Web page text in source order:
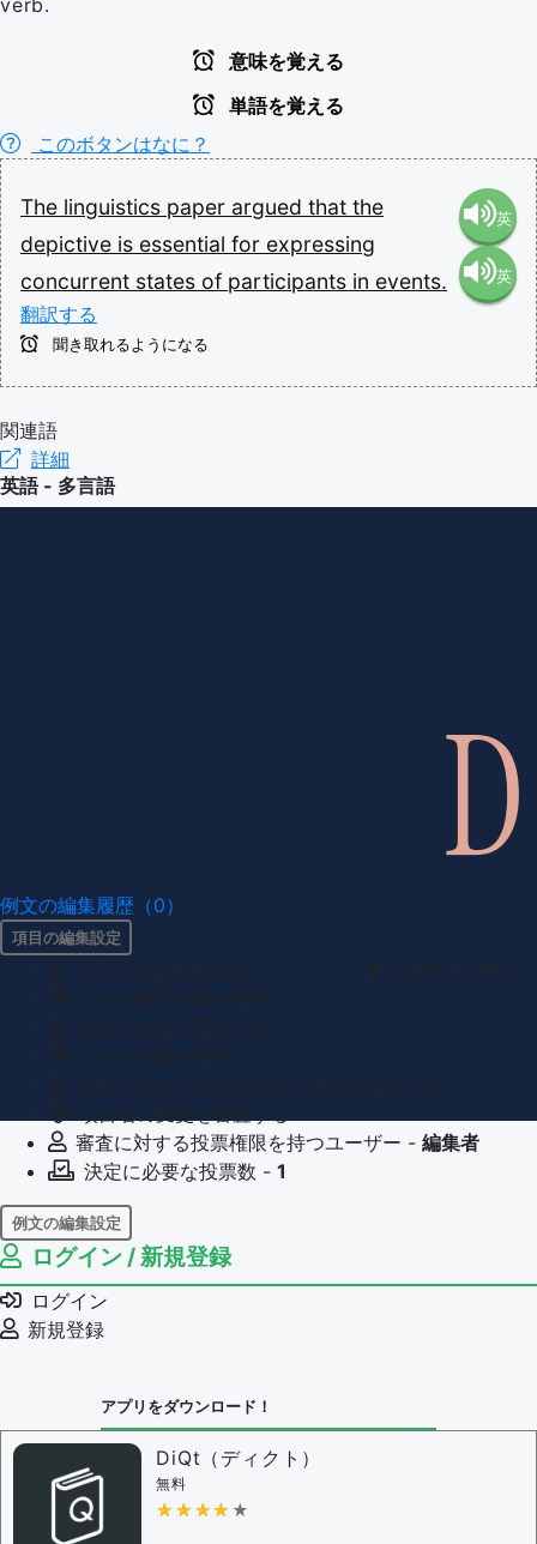
verb.
意味を覚える
単語を覚える
このボタンはなに？
The linguistics paper argued that the
depictive is essential for expressing
concurrent states of participants in events.
翻訳する
英
語（米
英
聞き取れるようになる
関連語
詳細
英語 - 多言語
例文の編集履歴（0）
項目の編集設定
審査に対する投票権限を持つユーザー - 編集者
決定に必要な投票数 - 1
例文の編集設定
例文の編集権限を持つユーザー -
例文の削除を審査する
審査に対する投票権限を持つユーザー -
決定に必要な投票数 -
問題の編集権限を持つユーザー -すべてのユーザー
審査に対する投票権限を持つユーザー -
決定に必要な投票数 -
編集ガイドライン
ログイン / 新規登録
ログイン
新規登録
アプリをダウンロード！
DiQt（ディクト）
無料
★★★★★
★★★★★